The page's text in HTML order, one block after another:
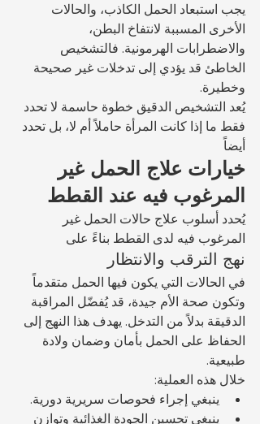
يجب استبعاد الحمل الكاذب، والحالات
الأخرى المسببة لانتفاخ البطن،
والاضطرابات الهرمونية. فالتشخيص
الخاطئ قد يؤدي إلى تدخلات غير صحيحة
وخطيرة.
يُعد التشخيص الدقيق خطوة حاسمة لا تحدد
فقط ما إذا كانت المرأة حاملاً أم لا، بل تحدد
أيضاً
خيارات علاج الحمل غير
المرغوب فيه عند القطط
يُحدد أسلوب علاج حالات الحمل غير
المرغوب فيه لدى القطط بناءً على
نهج الترقب والانتظار
في الحالات التي يكون فيها الحمل متقدماً
وتكون صحة الأم جيدة، قد يُفضّل المراقبة
الدقيقة بدلاً من التدخل. يهدف هذا النهج إلى
الحفاظ على الحمل بأمان وضمان ولادة
طبيعية.
خلال هذه العملية:
ينبغي إجراء فحوصات سريرية دورية.
ينبغي تحسين الجودة الغذائية وتوازن